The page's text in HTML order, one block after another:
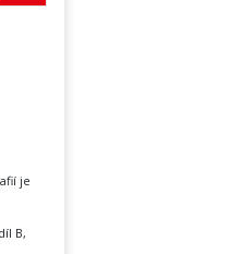
je
B,